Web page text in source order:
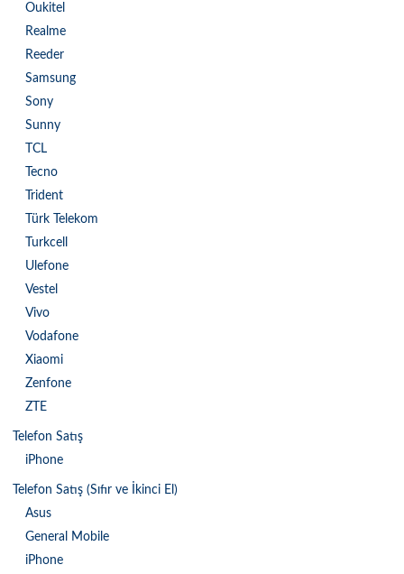
Oukitel
Realme
Reeder
Samsung
Sony
Sunny
TCL
Tecno
Trident
Türk Telekom
Turkcell
Ulefone
Vestel
Vivo
Vodafone
Xiaomi
Zenfone
ZTE
Telefon Satış
iPhone
Telefon Satış (Sıfır ve İkinci El)
Asus
General Mobile
iPhone